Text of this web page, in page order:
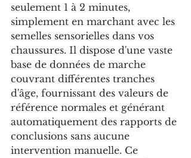
seulement 1 à 2 minutes,
simplement en marchant avec les
semelles sensorielles dans vos
chaussures. Il dispose d'une vaste
base de données de marche
couvrant différentes tranches
d'âge, fournissant des valeurs de
référence normales et générant
automatiquement des rapports de
conclusions sans aucune
intervention manuelle. Ce